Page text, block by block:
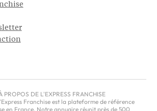
PROPOS DE L'EXPRESS FRANCHISE
Franchise est la plateforme de référence
en France. Notre annuaire réunit près de 500